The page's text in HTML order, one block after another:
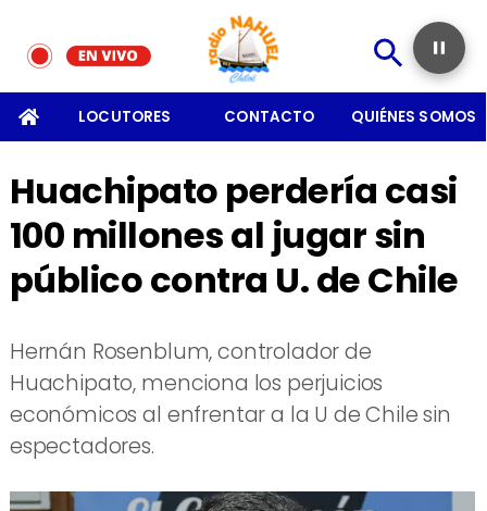
LOCUTORES CONTACTO QUIÉNES SOMOS
Huachipato perdería casi
100 millones al jugar sin
público contra U. de Chile
Hernán Rosenblum, controlador de
Huachipato, menciona los perjuicios
económicos al enfrentar a la U de Chile sin
espectadores.